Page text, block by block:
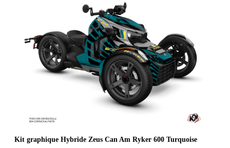
Kit graphique Hybride Zeus Can Am Ryker 600 Turquoise